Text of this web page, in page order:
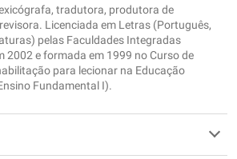
tradutora, produtora de
Licenciada em Letras (Português,
pelas Faculdades Integradas
2002 e formada em 1999 no Curso de
para lecionar na Educação
Fundamental I).